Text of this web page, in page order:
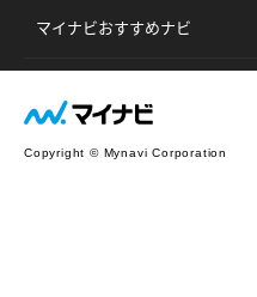
マイナビおすすめナビ
Copyright © Mynavi Corporation